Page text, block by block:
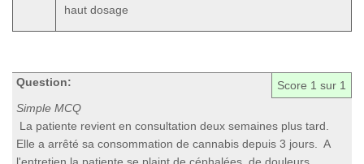
haut dosage
Score 1 sur 1
Question:
Simple MCQ
La patiente revient en consultation deux semaines plus tard.
Elle a arrêté sa consommation de cannabis depuis 3 jours. A